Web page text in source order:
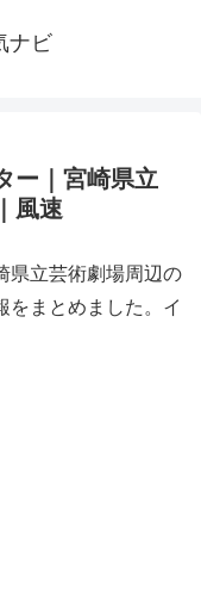
ナビ
ー｜宮崎県立
風速
県立芸術劇場周辺の
をまとめました。イ